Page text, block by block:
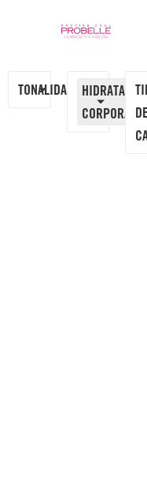
TONALIDADE
HIDRATANTE
CORPORAL